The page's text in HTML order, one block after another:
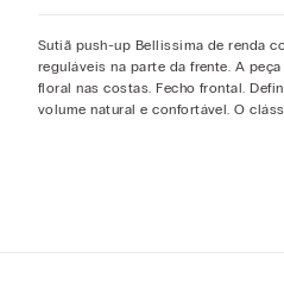
Sutiã push-up Bellissima de renda
reguláveis na parte da frente. A
floral nas costas. Fecho frontal.
volume natural e confortável. O